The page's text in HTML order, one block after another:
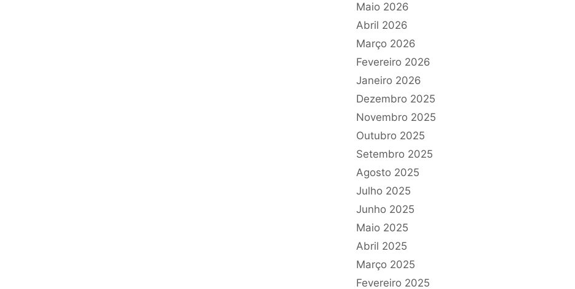
Maio 2026
Abril 2026
Março 2026
Fevereiro 2026
Janeiro 2026
Dezembro 2025
Novembro 2025
Outubro 2025
Setembro 2025
Agosto 2025
Julho 2025
Junho 2025
Maio 2025
Abril 2025
Março 2025
Fevereiro 2025